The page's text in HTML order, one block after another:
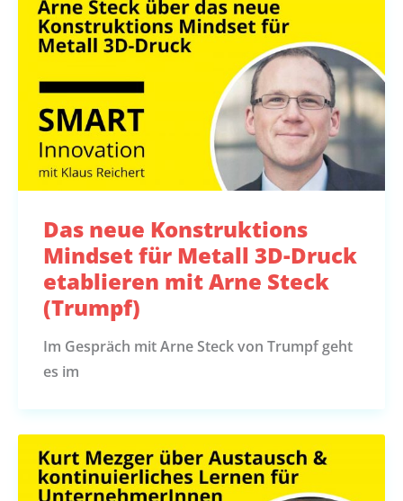
Das neue Konstruktions
Mindset für Metall 3D-Druck
etablieren mit Arne Steck
(Trumpf)
Im Gespräch mit Arne Steck von Trumpf geht
es im